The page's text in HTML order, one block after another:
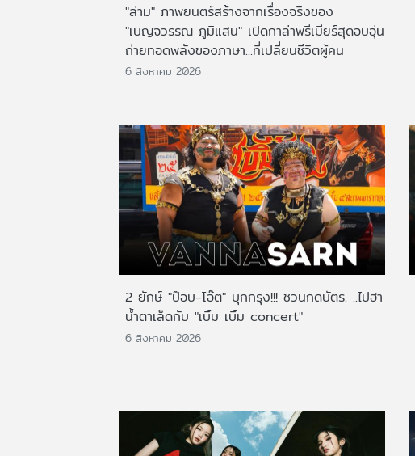
"ล่าม" ภาพยนตร์สร้างจากเรื่องจริงของ
"เบญจวรรณ ภูมิแสน" เปิดกาล่าพรีเมียร์สุดอบอุ่น
ถ่ายทอดพลังของภาษา...ที่เปลี่ยนชีวิตผู้คน
6 สิงหาคม 2026
2 ยักษ์ "ป๊อบ-โอ๊ต" บุกกรุง!!! ชวนกดบัตร. ..ไปฮา
น้ำตาเล็ดกับ "เบิ้ม เบิ้ม concert"
6 สิงหาคม 2026